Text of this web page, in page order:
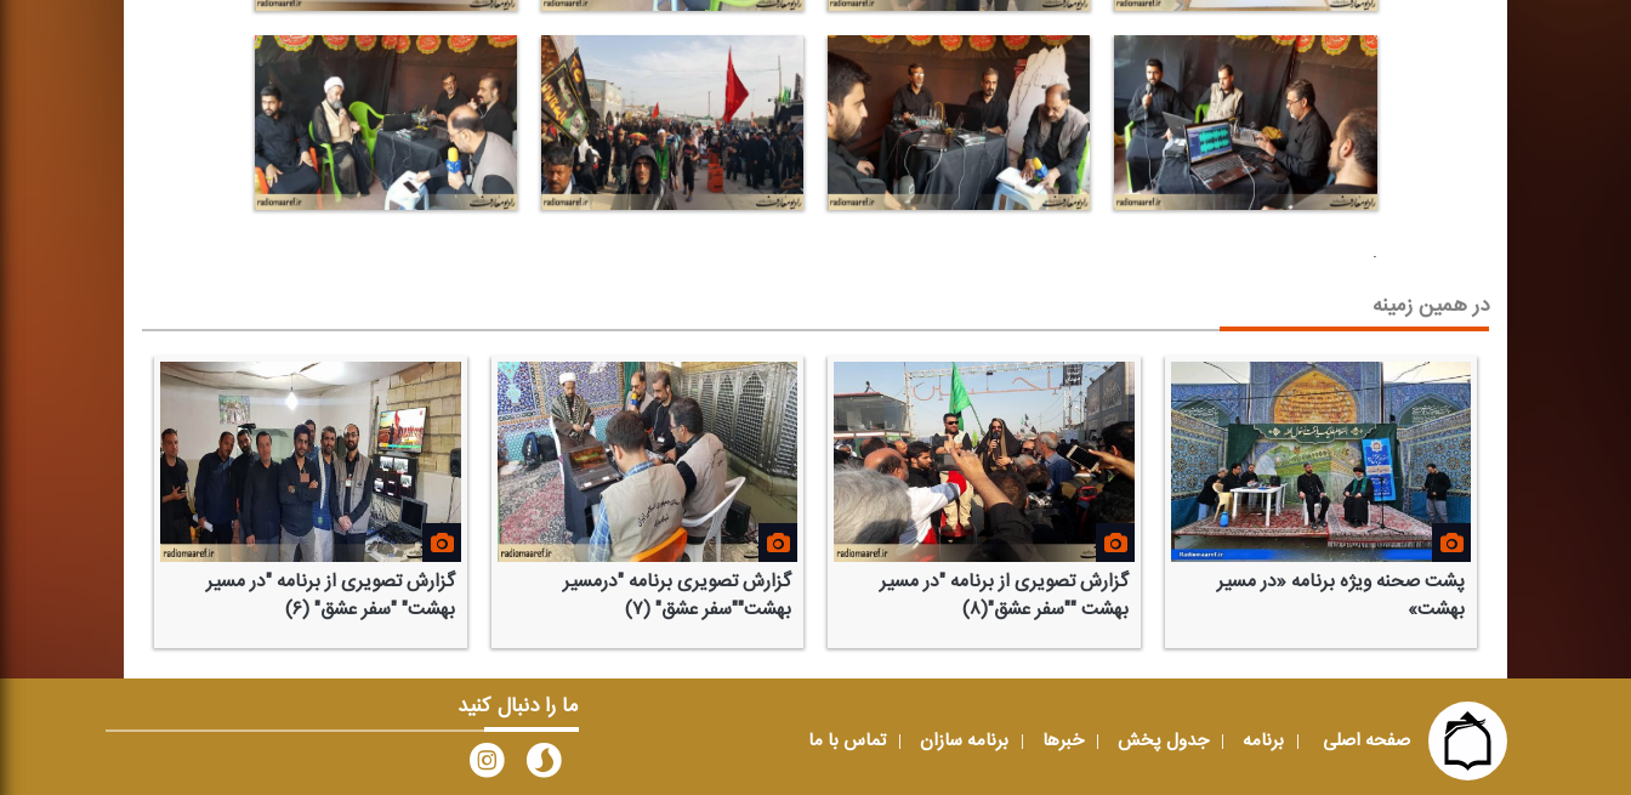
.
در همین زمینه
پشت صحنه ویژه برنامه «در مسیر
بهشت»
گزارش تصویری از برنامه "در مسیر
بهشت "‌"سفر عشق"(۸)
گزارش تصویری برنامه "درمسیر
بهشت""سفر عشق" (۷)
گزارش تصویری از برنامه "در مسیر
بهشت" "سفر عشق" (۶)
صفحه اصلی برنامه جدول پخش خبرها برنامه سازان تماس با ما
ما را دنبال کنید